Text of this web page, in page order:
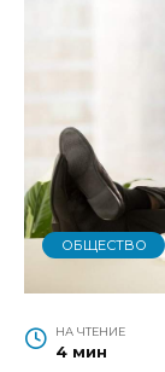
ОБЩЕСТВО
НА ЧТЕНИЕ
4 мин